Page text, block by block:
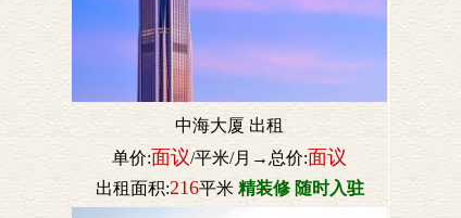
中海大厦 出租
单价:面议/平米/月→总价:面议
出租面积:216平米 精装修 随时入驻